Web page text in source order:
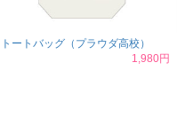
トートバッグ（プラウダ高校）
1,980円